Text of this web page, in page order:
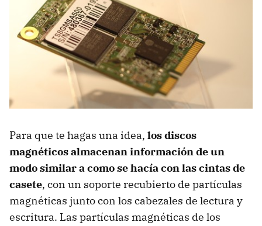
Para que te hagas una idea, los discos
magnéticos almacenan información de un
modo similar a como se hacía con las cintas de
casete, con un soporte recubierto de partículas
magnéticas junto con los cabezales de lectura y
escritura. Las partículas magnéticas de los